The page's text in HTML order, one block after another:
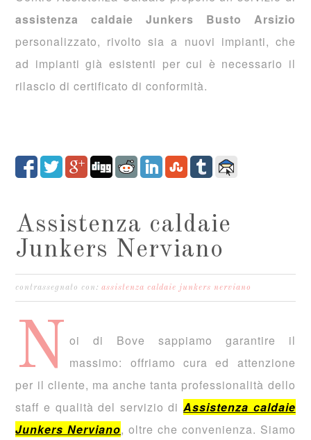
assistenza caldaie Junkers Busto Arsizio
personalizzato, rivolto sia a nuovi impianti, che
ad impianti già esistenti per cui è necessario il
rilascio di certificato di conformità.
Assistenza caldaie
Junkers Nerviano
contrassegnato con:assistenza caldaie junkers nerviano
N
oi di Bove sappiamo garantire il
massimo: offriamo cura ed attenzione
per il cliente, ma anche tanta professionalità dello
staff e qualità del servizio diAssistenza caldaie
Junkers Nerviano, oltre che convenienza. Siamo